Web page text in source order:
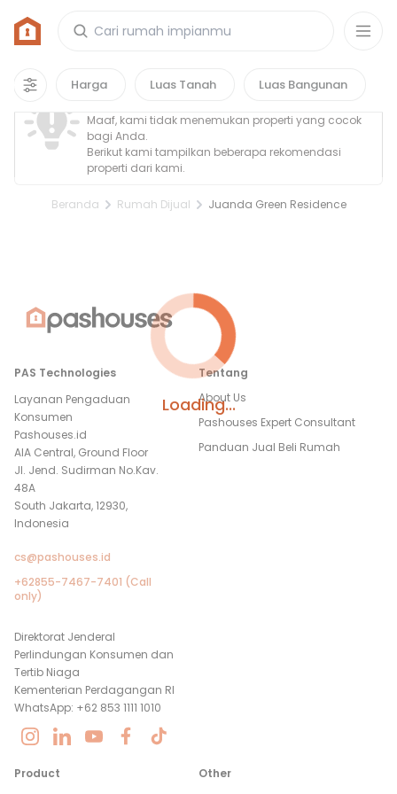
Harga Luas Tanah Luas Bangunan
Loading...
Rumah di Juanda Green Residence
0properti
Property Tidak Ditemukan
Maaf, kami tidak menemukan properti yang cocok
bagi Anda.
Berikut kami tampilkan beberapa rekomendasi
properti dari kami.
Beranda Rumah Dijual Juanda Green Residence
PAS Technologies
Layanan Pengaduan
Konsumen
Pashouses.id
AIA Central, Ground Floor
Jl. Jend. Sudirman No.Kav.
48A
South Jakarta, 12930,
Indonesia
cs@pashouses.id
+62855-7467-7401 (Call
only)
Direktorat Jenderal
Perlindungan Konsumen dan
Tertib Niaga
Kementerian Perdagangan RI
WhatsApp: +62 853 1111 1010
Tentang
About Us
Pashouses Expert Consultant
Panduan Jual Beli Rumah
Product
Other